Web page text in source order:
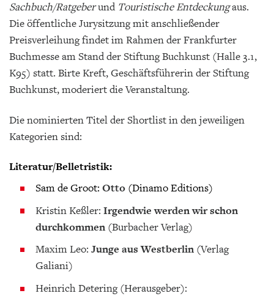
Sachbuch/Ratgeberund Touristische Entdeckungaus.
Die öffentliche Jurysitzung mit anschließender
Preisverleihung findet im Rahmen der Frankfurter
Buchmesse am Stand der Stiftung Buchkunst (Halle 3.1,
K95) statt. Birte Kreft, Geschäftsführerin der Stiftung
Buchkunst, moderiert die Veranstaltung.
Die nominierten Titel der Shortlist in den jeweiligen
Kategorien sind:
Literatur/Belletristik:
Sam de Groot:Otto (Dinamo Editions)
Kristin Keßler:Irgendwie werden wir schon
durchkommen (Burbacher Verlag)
Maxim Leo:Junge aus Westberlin (Verlag
Galiani)
Heinrich Detering (Herausgeber):